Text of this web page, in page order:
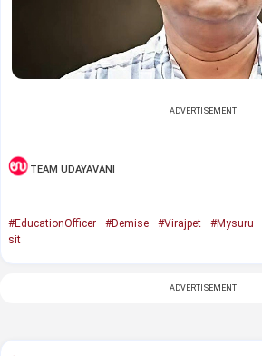
ADVERTISEMENT
TEAM UDAYAVANI
#EducationOfficer #Demise #Virajpet #Mysuru
sit
ADVERTISEMENT